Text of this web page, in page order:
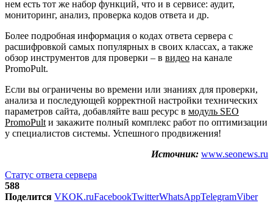
нем есть тот же набор функций, что и в сервисе: аудит,
мониторинг, анализ, проверка кодов ответа и др.
Более подробная информация о кодах ответа сервера с
расшифровкой самых популярных в своих классах, а также
обзор инструментов для проверки – в видео на канале
PromoPult.
Если вы ограничены во времени или знаниях для проверки,
анализа и последующей корректной настройки технических
параметров сайта, добавляйте ваш ресурс в модуль SEO
PromoPult и закажите полный комплекс работ по оптимизации
у специалистов системы. Успешного продвижения!
Источник: www.seonews.ru
Статус ответа сервера
588
Поделится VKOK.ruFacebookTwitterWhatsAppTelegramViber